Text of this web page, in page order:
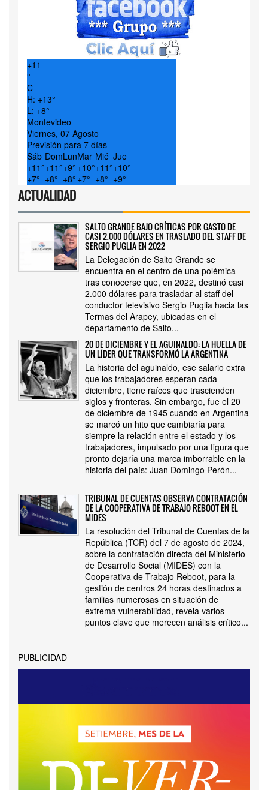
+11
°
C
H: +13°
L: +8°
Montevideo
Viernes, 07 Agosto
Previsión para 7 días
Sáb DomLunMar Mié Jue
+11°+11°+9° +10°+11°+10°
+7° +8° +8° +7° +8° +9°
ACTUALIDAD
SALTO GRANDE BAJO CRÍTICAS POR GASTO DE
CASI 2.000 DÓLARES EN TRASLADO DEL STAFF DE
SERGIO PUGLIA EN 2022
La Delegación de Salto Grande se
encuentra en el centro de una polémica
tras conocerse que, en 2022, destinó casi
2.000 dólares para trasladar al staff del
conductor televisivo Sergio Puglia hacia las
Termas del Arapey, ubicadas en el
departamento de Salto...
20 DE DICIEMBRE Y EL AGUINALDO: LA HUELLA DE
UN LÍDER QUE TRANSFORMÓ LA ARGENTINA
La historia del aguinaldo, ese salario extra
que los trabajadores esperan cada
diciembre, tiene raíces que trascienden
siglos y fronteras. Sin embargo, fue el 20
de diciembre de 1945 cuando en Argentina
se marcó un hito que cambiaría para
siempre la relación entre el estado y los
trabajadores, impulsado por una figura que
pronto dejaría una marca imborrable en la
historia del país: Juan Domingo Perón...
TRIBUNAL DE CUENTAS OBSERVA CONTRATACIÓN
DE LA COOPERATIVA DE TRABAJO REBOOT EN EL
MIDES
La resolución del Tribunal de Cuentas de la
República (TCR) del 7 de agosto de 2024,
sobre la contratación directa del Ministerio
de Desarrollo Social (MIDES) con la
Cooperativa de Trabajo Reboot, para la
gestión de centros 24 horas destinados a
familias numerosas en situación de
extrema vulnerabilidad, revela varios
puntos clave que merecen análisis crítico...
PUBLICIDAD